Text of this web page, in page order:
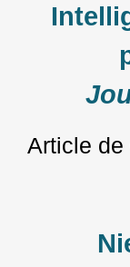
Article de